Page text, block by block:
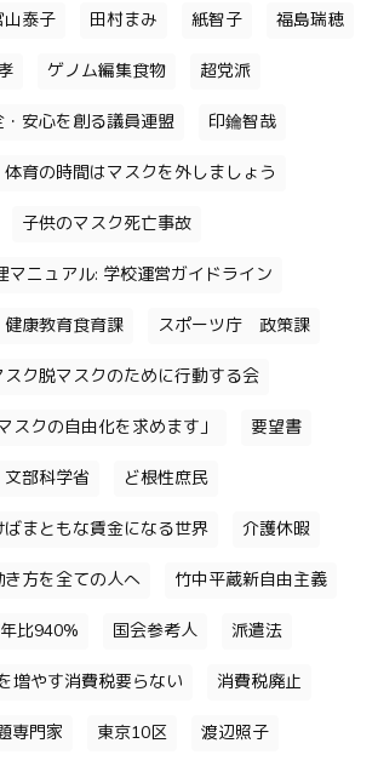
山泰子 田村まみ 紙智子 福島瑞穂
ゲノム編集食物 超党派
・安心を創る議員連盟 印鑰智哉
体育の時間はマスクを外しましょう
子供のマスク死亡事故
マニュアル: 学校運営ガイドライン
康教育食育課 スポーツ庁 政策課
スク脱マスクのために行動する会
スクの自由化を求めます」 要望書
文部科学省 ど根性庶民
まともな賃金になる世界 介護休暇
方を全ての人へ 竹中平蔵新自由主義
比940% 国会参考人 派遣法
増やす消費税要らない 消費税廃止
専門家 東京10区 渡辺照子